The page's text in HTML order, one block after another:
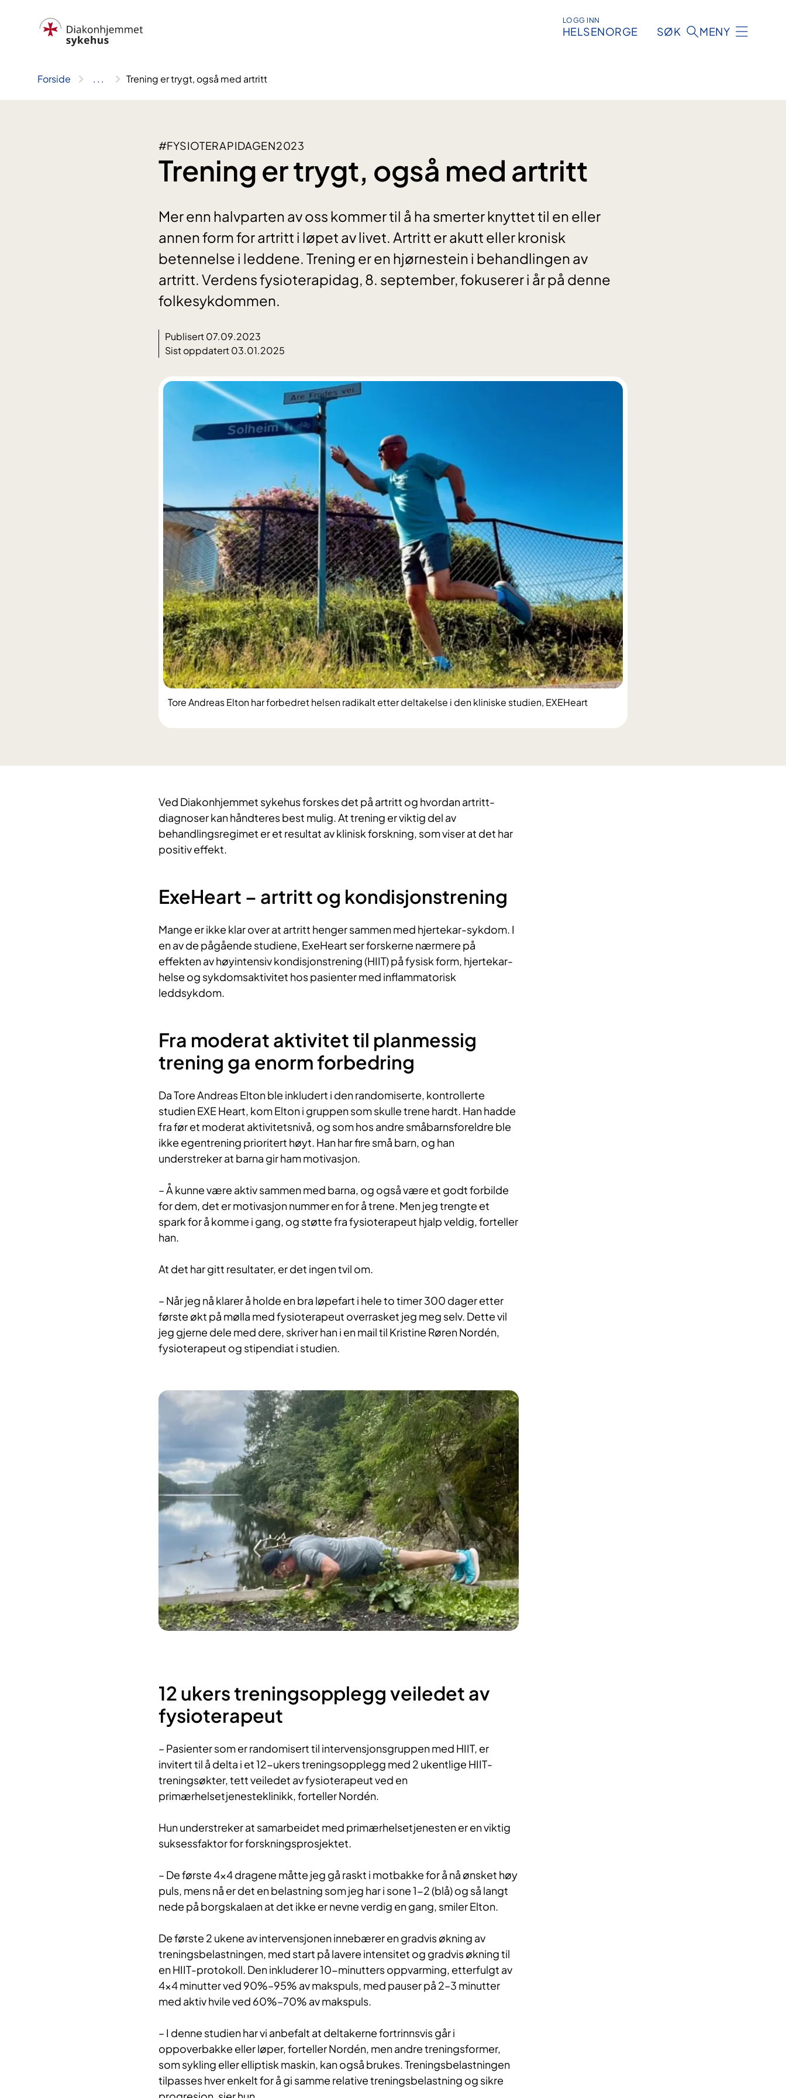
LOGG INN
HELSENORGE SØK MENY
Forside .. . Trening er trygt, også med artritt
#FYSIOTERAPIDAGEN2023
Trening er trygt, også med artritt
Mer enn halvparten av oss kommer til å ha smerter knyttet til en eller
annen form for artritt i løpet av livet. Artritt er akutt eller kronisk
betennelse i leddene. Trening er en hjørnestein i behandlingen av
artritt. Verdens fysioterapidag, 8. september, fokuserer i år på denne
folkesykdommen.
Publisert 07.09.2023
Sist oppdatert 03.01.2025
Tore Andreas Elton har forbedret helsen radikalt etter deltakelse i den kliniske studien, EXEHeart
​Ved Diakonhjemmet sykehus forskes det på artritt og hvordan artritt-
diagnoser kan håndteres best mulig. At trening er viktig del av
behandlingsregimet er et resultat av klinisk forskning, som viser at det har
positiv effekt.
​​​ExeHeart – artritt og kondisjonstrening
Mange er ikke klar over at artritt henger sammen med hjertekar-sykdom. I
en av de pågående studiene, ExeHeart ser forskerne nærmere på
effekten av høyintensiv kondisjonstrening (HIIT) på fysisk form, hjertekar-
helse og sykdomsaktivitet hos pasienter med inflammatorisk
leddsykdom.
​Fra moderat aktivitet til planmessig
trening ga enorm forbedring
Da Tore Andreas Elton ble inkludert i den randomiserte, kontrollerte
studien EXE Heart, kom Elton i gruppen som skulle trene hardt. Han hadde
fra før et moderat aktivitetsnivå, og som hos andre småbarnsforeldre ble
ikke egentrening prioritert høyt. Han har fire små barn, og han
understreker at barna gir ham motivasjon.
– Å kunne være aktiv sammen med barna, og også være et godt forbilde
for dem, det er motivasjon nummer en for å trene. Men jeg trengte et
spark for å komme i gang, og støtte fra fysioterapeut hjalp veldig, forteller
han.
At det har gitt resultater, er det ingen tvil om.
– Når jeg nå klarer å holde en bra løpefart i hele to timer 300 dager etter
første økt på mølla med fysioterapeut overrasket jeg meg selv. Dette vil
jeg gjerne dele med dere, skriver han i en mail til Kristine Røren Nordén,
fysioterapeut og stipendiat i studien.
12 ukers treningsopplegg veiledet av
fysioterapeut
– Pasienter som er randomisert til intervensjonsgruppen med HIIT, er
invitert til å delta i et ​12-ukers treningsopplegg med 2 ukentlige HIIT-
treningsøkter, tett veiledet av fysioterapeut ved en
primærhelsetjenesteklinikk, forteller Nordén.
Hun understreker at samarbeidet med primærhelsetjenesten er en viktig
suksessfaktor for forskningsprosjektet.
– De første 4x4 dragene måtte jeg gå raskt i motbakke for å nå ønsket høy
puls, mens nå er det en belastning som jeg har i sone 1-2 (blå) og så langt
nede på borgskalaen at det ikke er nevne verdig en gang, smiler Elton.
De første 2 ukene av intervensjonen innebærer en gradvis økning av
treningsbelastningen, med start på lavere intensitet og gradvis økning til
en HIIT-protokoll. Den inkluderer 10-minutters oppvarming, etterfulgt av
4×4 minutter ved 90%–95% av makspuls, med pauser på 2–3 minutter
med aktiv hvile ved 60%–70% av makspuls.
– I denne studien har vi anbefalt at deltakerne fortrinnsvis går i
oppoverbakke eller løper, forteller Nordén, men andre treningsformer,
som sykling eller elliptisk maskin, kan også brukes. Treningsbelastningen
tilpasses hver enkelt for å gi samme relative treningsbelastning og sikre